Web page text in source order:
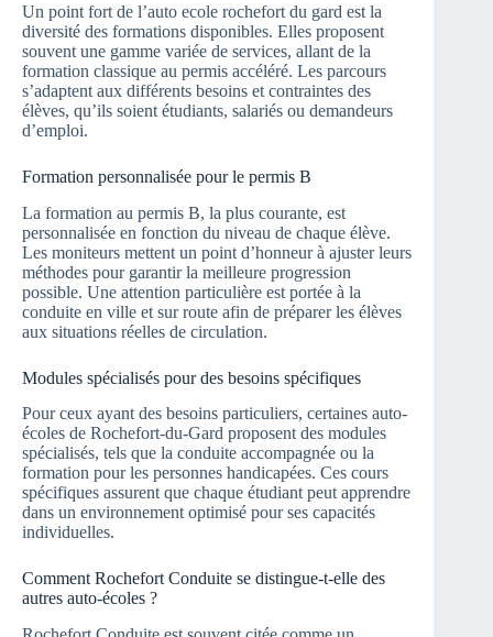
Un point fort de l’auto ecole rochefort du gard est la
diversité des formations disponibles. Elles proposent
souvent une gamme variée de services, allant de la
formation classique au permis accéléré. Les parcours
s’adaptent aux différents besoins et contraintes des
élèves, qu’ils soient étudiants, salariés ou demandeurs
d’emploi.
Formation personnalisée pour le permis B
La formation au permis B, la plus courante, est
personnalisée en fonction du niveau de chaque élève.
Les moniteurs mettent un point d’honneur à ajuster leurs
méthodes pour garantir la meilleure progression
possible. Une attention particulière est portée à la
conduite en ville et sur route afin de préparer les élèves
aux situations réelles de circulation.
Modules spécialisés pour des besoins spécifiques
Pour ceux ayant des besoins particuliers, certaines auto-
écoles de Rochefort-du-Gard proposent des modules
spécialisés, tels que la conduite accompagnée ou la
formation pour les personnes handicapées. Ces cours
spécifiques assurent que chaque étudiant peut apprendre
dans un environnement optimisé pour ses capacités
individuelles.
Comment Rochefort Conduite se distingue-t-elle des
autres auto-écoles ?